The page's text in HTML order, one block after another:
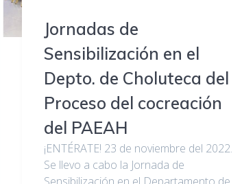
Jornadas de
Sensibilización en el
Depto. de Choluteca del
Proceso del cocreación
del PAEAH
¡ENTÉRATE! 23 de noviembre del 2022.
Se llevo a cabo la Jornada de